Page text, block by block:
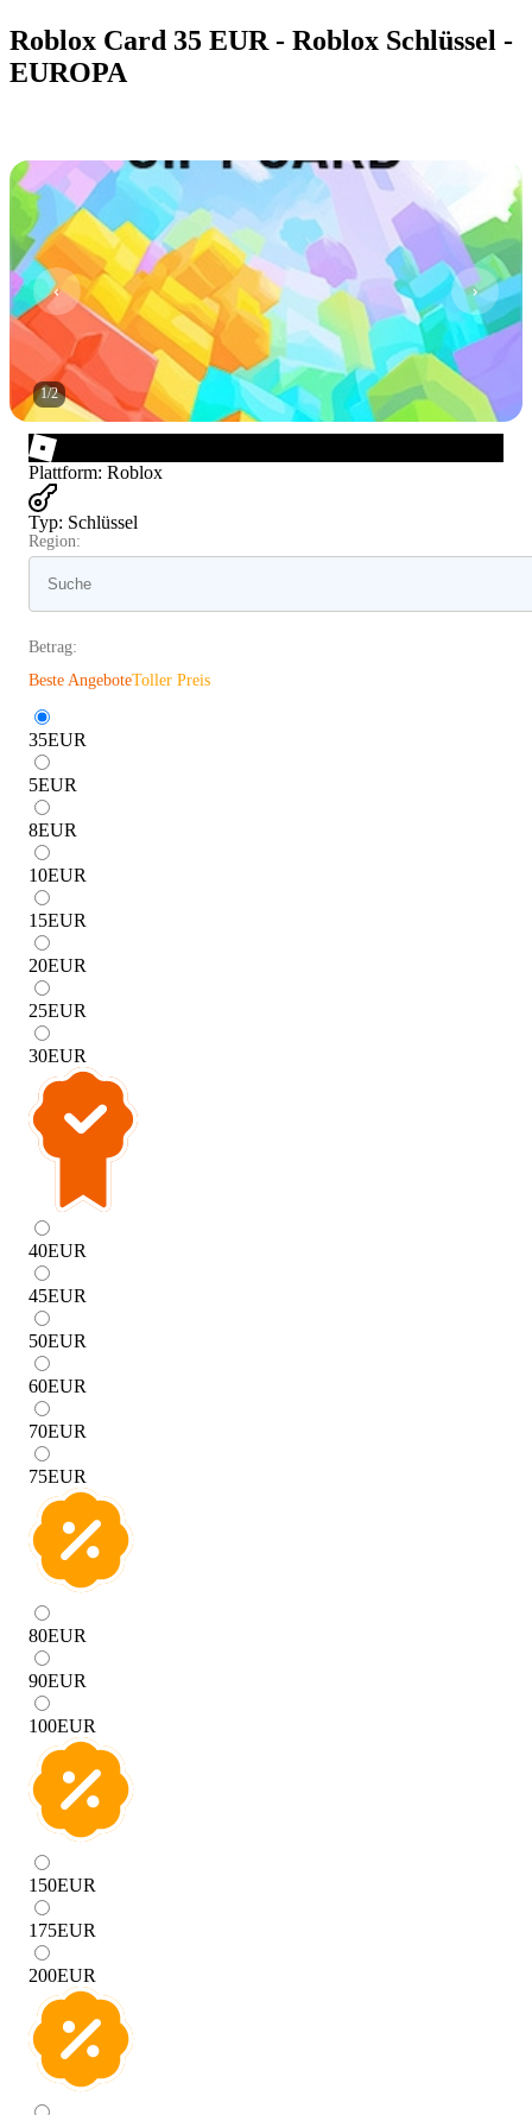
Roblox Card 35 EUR - Roblox Schlüssel -
EUROPA
1/2
Plattform: Roblox
Typ: Schlüssel
Region:
Betrag:
Beste AngeboteToller Preis
35EUR
5EUR
8EUR
10EUR
15EUR
20EUR
25EUR
30EUR
40EUR
45EUR
50EUR
60EUR
70EUR
75EUR
80EUR
90EUR
100EUR
150EUR
175EUR
200EUR